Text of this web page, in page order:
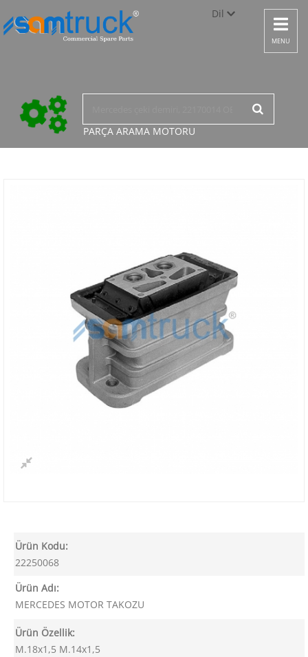
Dil
Türkçe
English
Toggle
MENU
PARÇA ARAMA MOTORU
Ürün Kodu:
22250068
Ürün Adı:
MERCEDES MOTOR TAKOZU
Ürün Özellik:
M.18x1,5 M.14x1,5